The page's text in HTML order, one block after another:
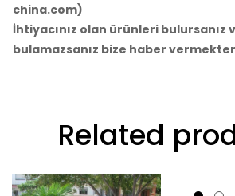
china.com)
İhtiyacınız olan ürünleri bulursanız
bulamazsanız bize haber
Related